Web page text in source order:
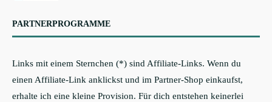
PARTNERPROGRAMME
Links mit einem Sternchen (*) sind Affiliate-Links. Wenn du
einen Affiliate-Link anklickst und im Partner-Shop einkaufst,
erhalte ich eine kleine Provision. Für dich entstehen keinerlei